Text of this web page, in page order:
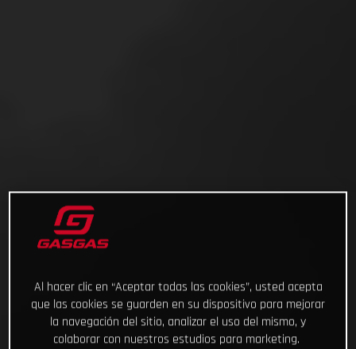
Al hacer clic en “Aceptar todas las cookies”, usted acepta
que las cookies se guarden en su dispositivo para mejorar
la navegación del sitio, analizar el uso del mismo, y
colaborar con nuestros estudios para marketing.